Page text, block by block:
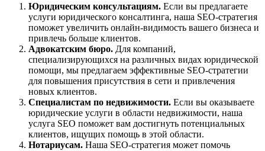
Юридическим консультациям. Если вы предлагаете
услуги юридического консалтинга, наша SEO-стратегия
поможет увеличить онлайн-видимость вашего бизнеса и
привлечь больше клиентов.
Адвокатским бюро. Для компаний,
специализирующихся на различных видах юридической
помощи, мы предлагаем эффективные SEO-стратегии
для повышения присутствия в сети и привлечения
новых клиентов.
Специалистам по недвижимости. Если вы оказываете
юридические услуги в области недвижимости, наша
услуга SEO поможет вам достигнуть потенциальных
клиентов, ищущих помощь в этой области.
Нотариусам. Наша SEO-стратегия может помочь